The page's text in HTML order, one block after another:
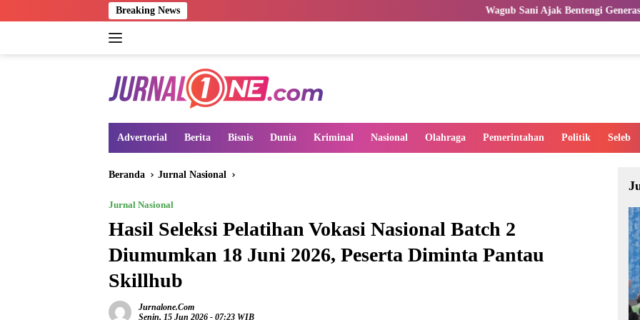
ke
Breaking News Wagub Sani Ajak Bentengi Generasi Muda Jambi dari
Advertorial Berita Bisnis Dunia Kriminal Nasional Olahraga Pemerintahan Politik Seleb
Beranda Jurnal Nasional
Jurnal Nasional
Hasil Seleksi Pelatihan Vokasi Nasional Batch 2
Diumumkan 18 Juni 2026, Peserta Diminta Pantau
Skillhub
Jurnalone.com
Senin, 15 Jun 2026 - 07:23 WIB